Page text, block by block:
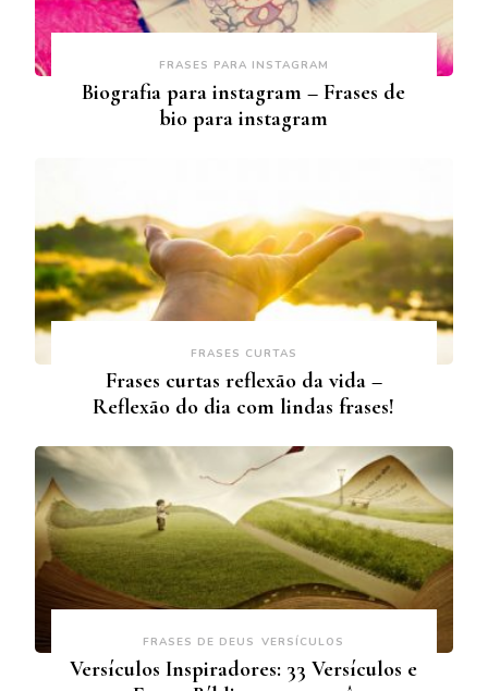
FRASES PARA INSTAGRAM
Biografia para instagram – Frases de
bio para instagram
FRASES CURTAS
Frases curtas reflexão da vida –
Reflexão do dia com lindas frases!
FRASES DE DEUS VERSÍCULOS
Versículos Inspiradores: 33 Versículos e